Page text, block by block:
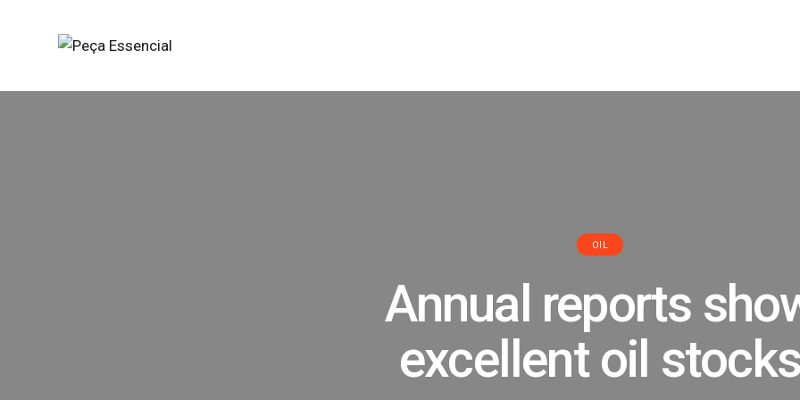
OIL
Annual reports
excellent oil stocks